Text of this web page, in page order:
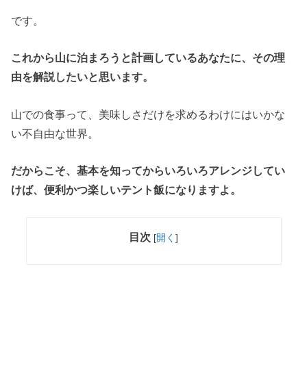
です。
これから山に泊まろうと計画しているあなたに、その理
由を解説したいと思います。
山での食事って、美味しさだけを求めるわけにはいかな
い不自由な世界。
だからこそ、基本を知ってからいろいろアレンジしてい
けば、便利かつ楽しいテント飯になりますよ。
目次 [開く ]